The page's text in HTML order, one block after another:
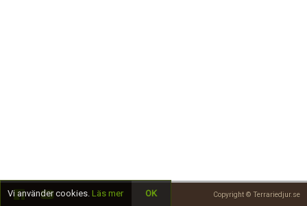
Copyright © Terrariedjur.se
Vi använder cookies. Läs mer OK